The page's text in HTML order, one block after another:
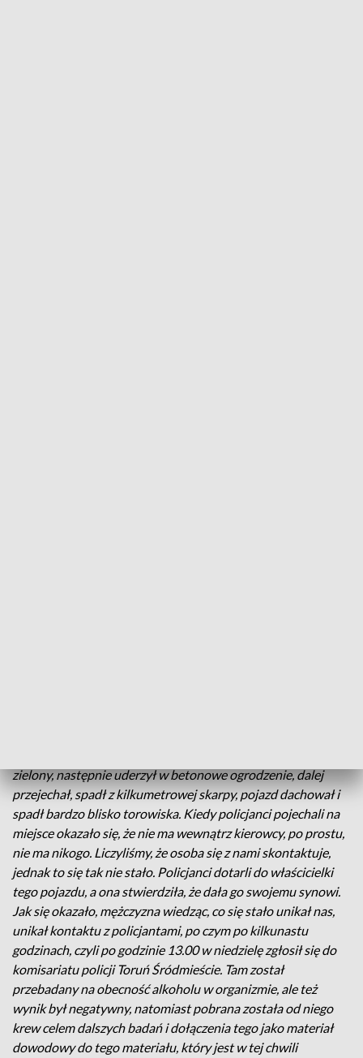
zielony, następnie uderzył w betonowe ogrodzenie, dalej
przejechał, spadł z kilkumetrowej skarpy, pojazd dachował i
spadł bardzo blisko torowiska. Kiedy policjanci pojechali na
miejsce okazało się, że nie ma wewnątrz kierowcy, po prostu,
nie ma nikogo. Liczyliśmy, że osoba się z nami skontaktuje,
jednak to się tak nie stało. Policjanci dotarli do właścicielki
tego pojazdu, a ona stwierdziła, że dała go swojemu synowi.
Jak się okazało, mężczyzna wiedząc, co się stało unikał nas,
unikał kontaktu z policjantami, po czym po kilkunastu
godzinach, czyli po godzinie 13.00 w niedzielę zgłosił się do
komisariatu policji Toruń Śródmieście. Tam został
przebadany na obecność alkoholu w organizmie, ale też
wynik był negatywny, natomiast pobrana została od niego
krew celem dalszych badań i dołączenia tego jako materiał
dowodowy do tego materiału, który jest w tej chwili